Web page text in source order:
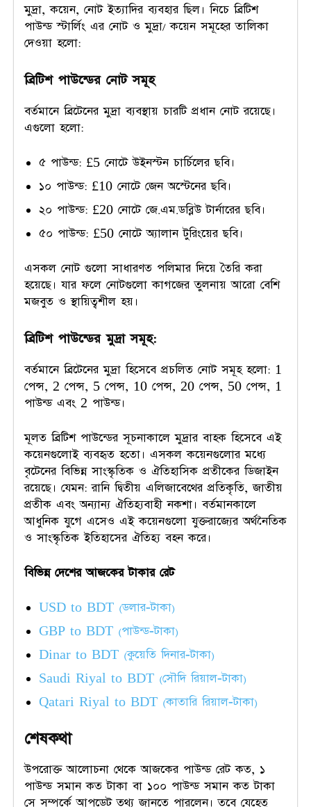
মুদ্রা, কয়েন, নোট ইত্যাদির ব্যবহার ছিল। নিচে ব্রিটিশ
পাউন্ড স্টার্লিং এর নোট ও মুদ্রা/ কয়েন সমূহের তালিকা
দেওয়া হলো:
ব্রিটিশ পাউন্ডের নোট সমূহ
বর্তমানে ব্রিটেনের মুদ্রা ব্যবস্থায় চারটি প্রধান নোট রয়েছে।
এগুলো হলো:
৫ পাউন্ড: £5 নোটে উইনস্টন চার্চিলের ছবি।
১০ পাউন্ড: £10 নোটে জেন অস্টেনের ছবি।
২০ পাউন্ড: £20 নোটে জে.এম.ডব্লিউ টার্নারের ছবি।
৫০ পাউন্ড: £50 নোটে অ্যালান টুরিংয়ের ছবি।
এসকল নোট গুলো সাধারণত পলিমার দিয়ে তৈরি করা
হয়েছে। যার ফলে নোটগুলো কাগজের তুলনায় আরো বেশি
মজবুত ও স্থায়িত্বশীল হয়।
ব্রিটিশ পাউন্ডের মুদ্রা সমূহ:
বর্তমানে ব্রিটেনের মুদ্রা হিসেবে প্রচলিত নোট সমূহ হলো: 1
পেন্স, 2 পেন্স, 5 পেন্স, 10 পেন্স, 20 পেন্স, 50 পেন্স, 1
পাউন্ড এবং 2 পাউন্ড।
মূলত ব্রিটিশ পাউন্ডের সূচনাকালে মুদ্রার বাহক হিসেবে এই
কয়েনগুলোই ব্যবহৃত হতো। এসকল কয়েনগুলোর মধ্যে
বৃটেনের বিভিন্ন সাংস্কৃতিক ও ঐতিহাসিক প্রতীকের ডিজাইন
রয়েছে। যেমন: রানি দ্বিতীয় এলিজাবেথের প্রতিকৃতি, জাতীয়
প্রতীক এবং অন্যান্য ঐতিহ্যবাহী নকশা। বর্তমানকালে
আধুনিক যুগে এসেও এই কয়েনগুলো যুক্তরাজ্যের অর্থনৈতিক
ও সাংস্কৃতিক ইতিহাসের ঐতিহ্য বহন করে।
বিভিন্ন দেশের আজকের টাকার রেট
USD to BDT (ডলার-টাকা)
GBP to BDT (পাউন্ড-টাকা)
Dinar to BDT (কুয়েতি দিনার-টাকা)
Saudi Riyal to BDT (সৌদি রিয়াল-টাকা)
Qatari Riyal to BDT (কাতারি রিয়াল-টাকা)
শেষকথা
উপরোক্ত আলোচনা থেকে আজকের পাউন্ড রেট কত, ১
পাউন্ড সমান কত টাকা বা ১০০ পাউন্ড সমান কত টাকা
সে সম্পর্কে আপডেট তথ্য জানতে পারলেন। তবে যেহেতু